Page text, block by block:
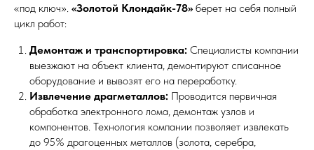
«под ключ». «Золотой Клондайк-78» берет на себя полный
цикл работ:
Демонтаж и транспортировка: Специалисты компании
выезжают на объект клиента, демонтируют списанное
оборудование и вывозят его на переработку.
Извлечение драгметаллов: Проводится первичная
обработка электронного лома, демонтаж узлов и
компонентов. Технология компании позволяет извлекать
до 95% драгоценных металлов (золота, серебра,